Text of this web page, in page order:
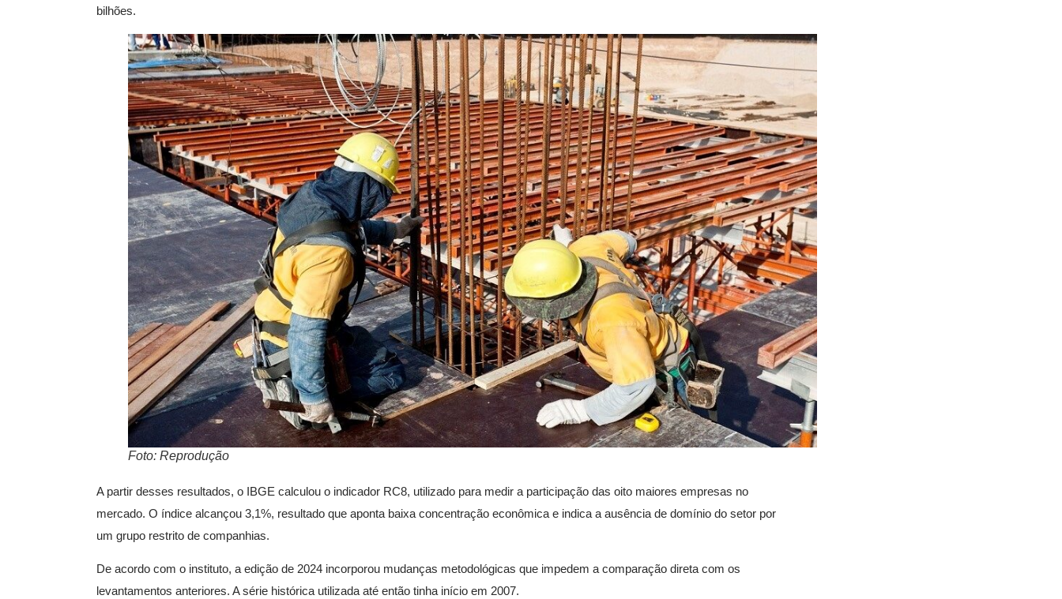
bilhões.
Foto: Reprodução
A partir desses resultados, o IBGE calculou o indicador RC8, utilizado para medir a participação das oito maiores empresas no
mercado. O índice alcançou 3,1%, resultado que aponta baixa concentração econômica e indica a ausência de domínio do setor por
um grupo restrito de companhias.
De acordo com o instituto, a edição de 2024 incorporou mudanças metodológicas que impedem a comparação direta com os
levantamentos anteriores. A série histórica utilizada até então tinha início em 2007.